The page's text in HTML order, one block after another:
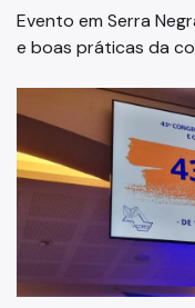
Evento em Serra
e boas práticas da